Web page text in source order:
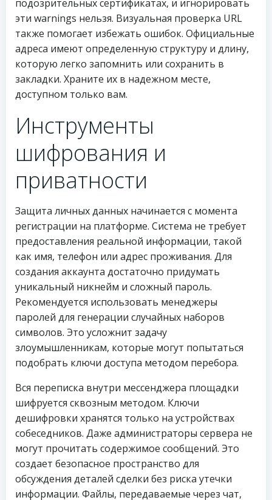
подозрительных сертификатах, и игнорировать
эти warnings нельзя. Визуальная проверка URL
также помогает избежать ошибок. Официальные
адреса имеют определенную структуру и длину,
которую легко запомнить или сохранить в
закладки. Храните их в надежном месте,
доступном только вам.
Инструменты
шифрования и
приватности
Защита личных данных начинается с момента
регистрации на платформе. Система не требует
предоставления реальной информации, такой
как имя, телефон или адрес проживания. Для
создания аккаунта достаточно придумать
уникальный никнейм и сложный пароль.
Рекомендуется использовать менеджеры
паролей для генерации случайных наборов
символов. Это усложнит задачу
злоумышленникам, которые могут попытаться
подобрать ключи доступа методом перебора.
Вся переписка внутри мессенджера площадки
шифруется сквозным методом. Ключи
дешифровки хранятся только на устройствах
собеседников. Даже администраторы сервера не
могут прочитать содержимое сообщений. Это
создает безопасное пространство для
обсуждения деталей сделки без риска утечки
информации. Файлы, передаваемые через чат,